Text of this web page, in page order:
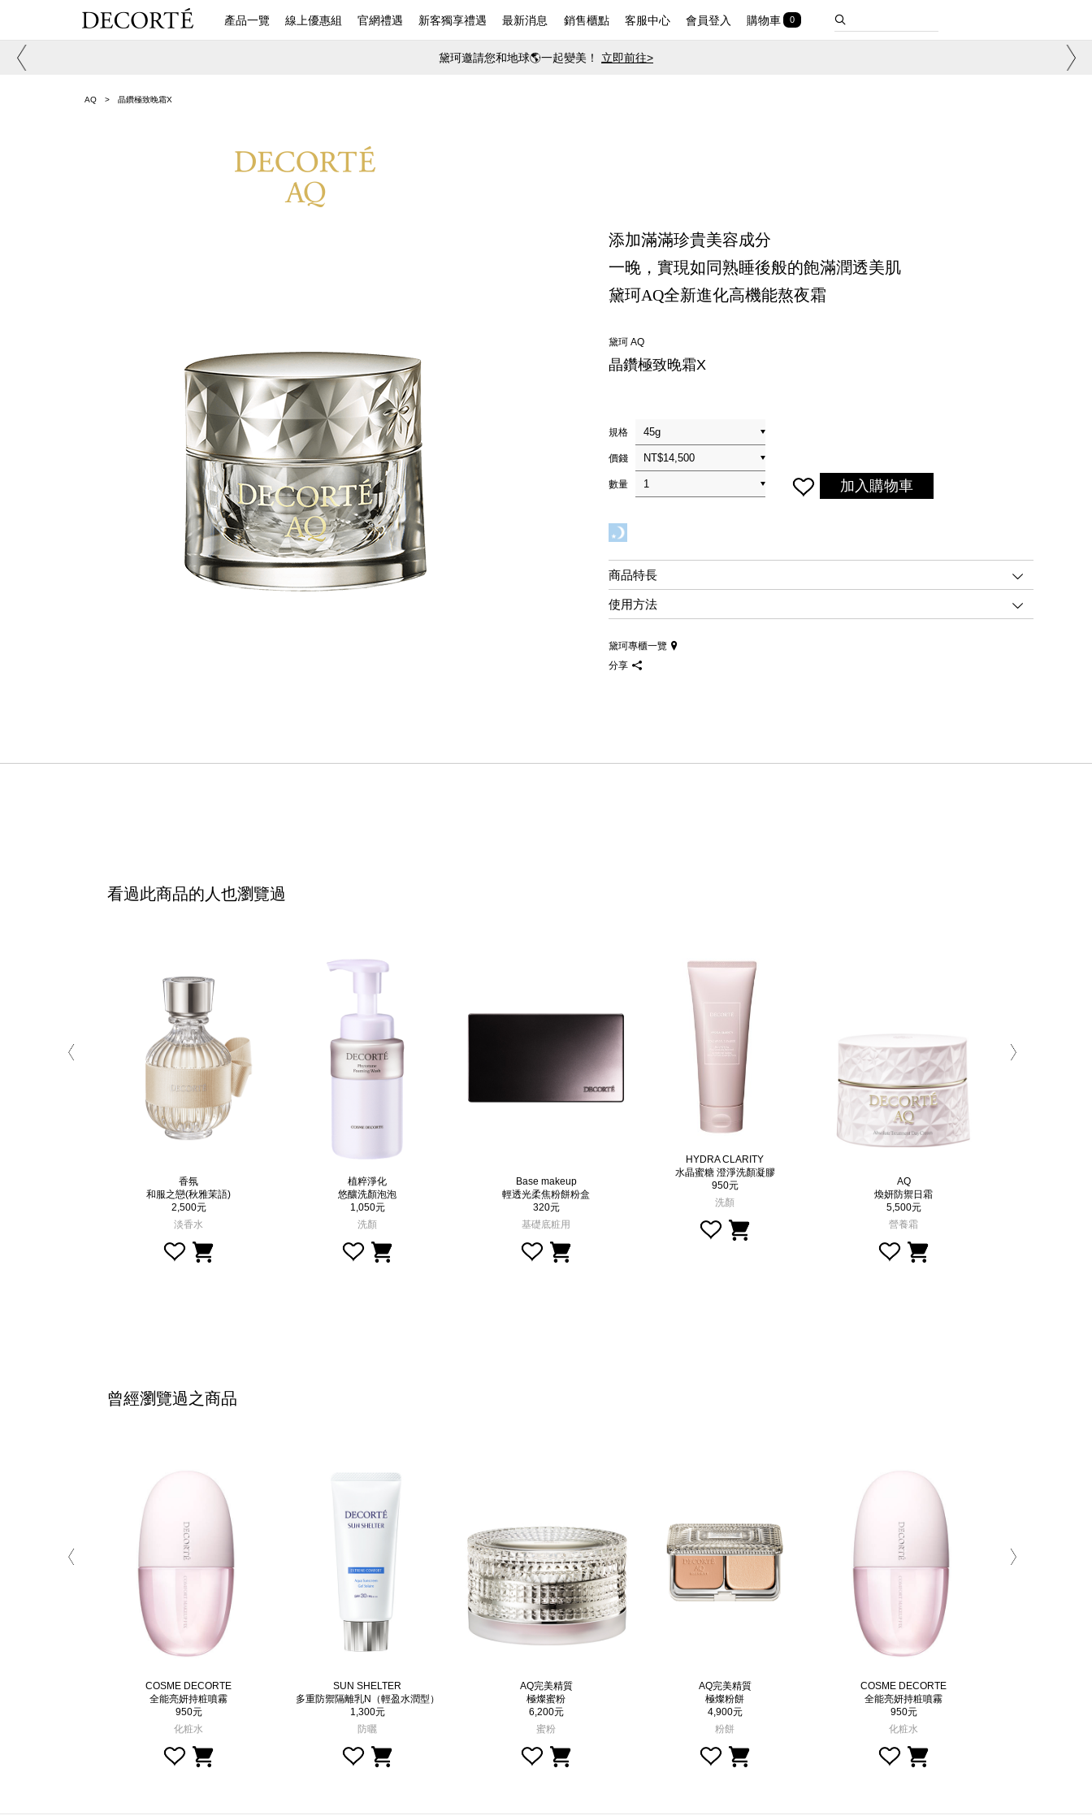
產品一覽 線上優惠組 官網禮遇 新客獨享禮遇 最新消息 銷售櫃點 客服中心 會員登入 購物車 0
黛珂邀請您和地球🌎一起變美！ 立即前往>
AQ 晶鑽極致晚霜X
添加滿滿珍貴美容成分
一晚，實現如同熟睡後般的飽滿潤透美肌
黛珂AQ全新進化高機能熬夜霜
黛珂 AQ
晶鑽極致晚霜X
規格
價錢
數量 加入購物車
商品特長
使用方法
黛珂專櫃一覽
分享
看過此商品的人也瀏覽過
香氛
和服之戀(秋雅茉語)
2,500元
淡香水
植粹淨化
悠釀洗顏泡泡
1,050元
洗顏
Base makeup
輕透光柔焦粉餅粉盒
320元
基礎底粧用
HYDRA CLARITY
水晶蜜糖 澄淨洗顏凝膠
950元
洗顏
AQ
煥妍防禦日霜
5,500元
營養霜
曾經瀏覽過之商品
COSME DECORTE
全能亮妍持粧噴霧
950元
化粧水
SUN SHELTER
多重防禦隔離乳N（輕盈水潤型）
1,300元
防曬
AQ完美精質
極燦蜜粉
6,200元
蜜粉
AQ完美精質
極燦粉餅
4,900元
粉餅
COSME DECORTE
全能亮妍持粧噴霧
950元
化粧水